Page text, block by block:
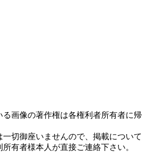
画像の著作権は各権利者所有者に帰
切御座いませんので、掲載について
有者様本人が直接ご連絡下さい。